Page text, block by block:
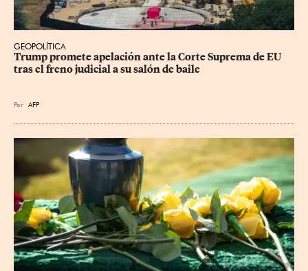
GEOPOLÍTICA
Trump promete apelación ante la Corte Suprema de EU
tras el freno judicial a su salón de baile
Por AFP